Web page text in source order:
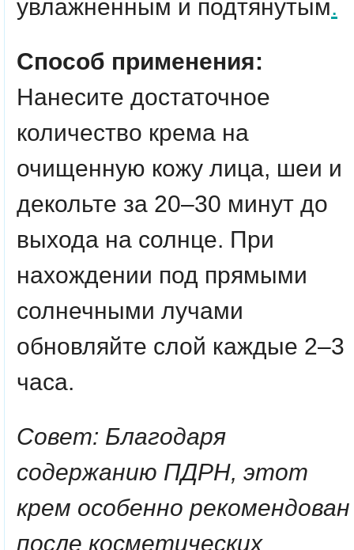
увлажненным и подтянутым.
Способ применения:
Нанесите достаточное
количество крема на
очищенную кожу лица, шеи и
декольте за 20–30 минут до
выхода на солнце. При
нахождении под прямыми
солнечными лучами
обновляйте слой каждые 2–3
часа.
Совет: Благодаря
содержанию ПДРН, этот
крем особенно рекомендован
после косметических